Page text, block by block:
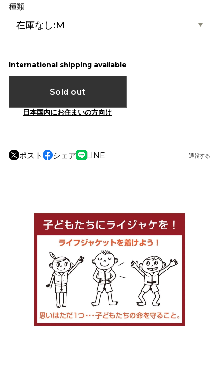
種類
International shipping available
Sold out
日本国内にお住まいの方向け
ポスト シェア LINE 通報する